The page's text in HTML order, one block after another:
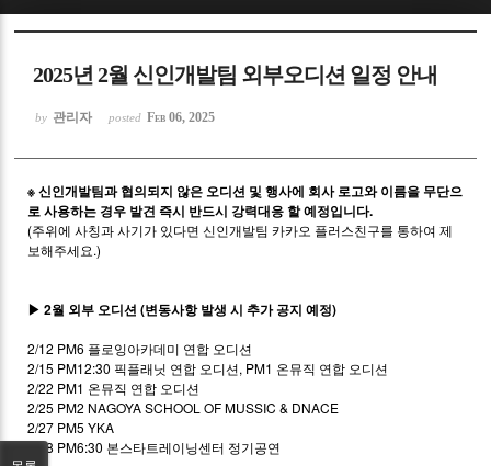
2025년 2월 신인개발팀 외부오디션 일정 안내
by 관리자 posted Feb 06, 2025
※ 신인개발팀과 협의되지 않은 오디션 및 행사에 회사 로고와 이름을 무단으
로 사용하는 경우 발견 즉시 반드시 강력대응 할 예정입니다.
(주위에 사칭과 사기가 있다면 신인개발팀 카카오 플러스친구를 통하여 제
보해주세요.)
▶ 2월 외부 오디션 (변동사항 발생 시 추가 공지 예정)
2/12 PM6 플로잉아카데미 연합 오디션
2/15 PM12:30 픽플래닛 연합 오디션, PM1 온뮤직 연합 오디션
2/22 PM1 온뮤직 연합 오디션
2/25 PM2 NAGOYA SCHOOL OF MUSSIC & DNACE
2/27 PM5 YKA
2/28 PM6:30 본스타트레이닝센터 정기공연
Sketchbook5, 스케치북5
Sketchbook5, 스케치북5